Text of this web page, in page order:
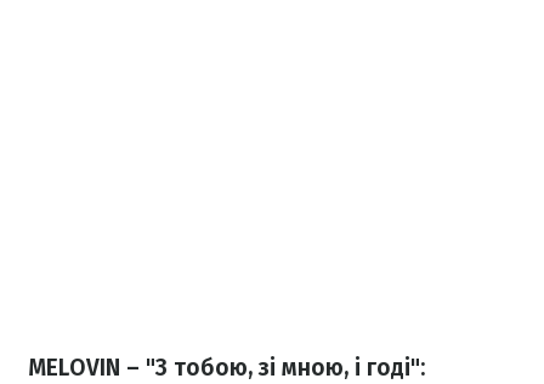
MELOVIN – "З тобою, зі мною, і годі":